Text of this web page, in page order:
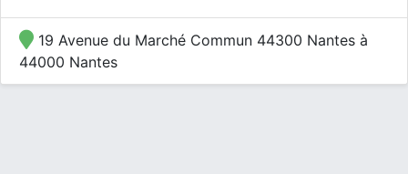
19 Avenue du Marché Commun 44300 Nantes à
44000 Nantes